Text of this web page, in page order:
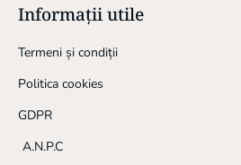
Informații utile
Termeni și condiții
Politica cookies
GDPR
A.N.P.C